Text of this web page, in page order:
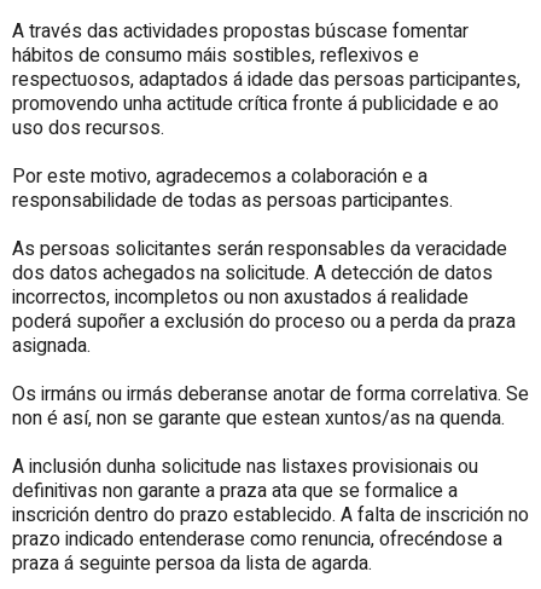
A través das actividades propostas búscase fomentar
hábitos de consumo máis sostibles, reflexivos e
respectuosos, adaptados á idade das persoas participantes,
promovendo unha actitude crítica fronte á publicidade e ao
uso dos recursos.
Por este motivo, agradecemos a colaboración e a
responsabilidade de todas as persoas participantes.
As persoas solicitantes serán responsables da veracidade
dos datos achegados na solicitude. A detección de datos
incorrectos, incompletos ou non axustados á realidade
poderá supoñer a exclusión do proceso ou a perda da praza
asignada.
Os irmáns ou irmás deberanse anotar de forma correlativa. Se
non é así, non se garante que estean xuntos/as na quenda.
A inclusión dunha solicitude nas listaxes provisionais ou
definitivas non garante a praza ata que se formalice a
inscrición dentro do prazo establecido. A falta de inscrición no
prazo indicado entenderase como renuncia, ofrecéndose a
praza á seguinte persoa da lista de agarda.